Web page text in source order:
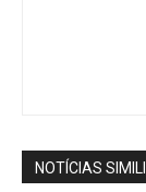
NOTÍCIAS